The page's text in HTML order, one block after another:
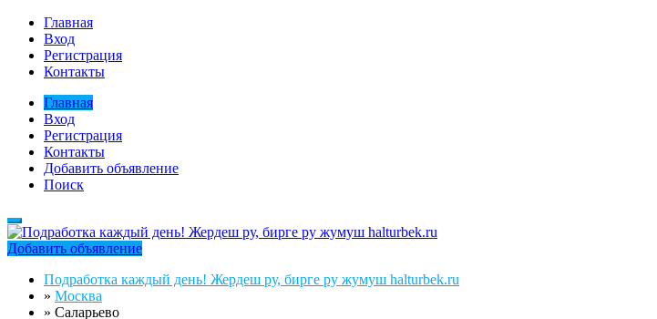
Главная
Вход
Регистрация
Контакты
Главная
Вход
Регистрация
Контакты
Добавить объявление
Поиск
Добавить объявление
Подработка каждый день! Жердеш ру, бирге ру жумуш halturbek.ru
» Москва
» Саларьево